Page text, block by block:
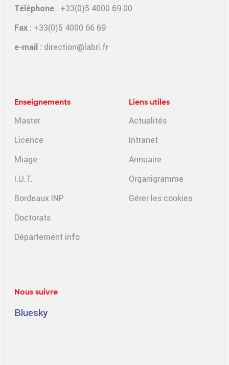
Téléphone : +33(0)5 4000 69 00
Fax : +33(0)5 4000 66 69
e-mail : direction@labri.fr
Enseignements
Master
Licence
Miage
I.U.T.
Bordeaux INP
Doctorats
Département info
Liens utiles
Actualités
Intranet
Annuaire
Organigramme
Gérer les cookies
Nous suivre
Bluesky